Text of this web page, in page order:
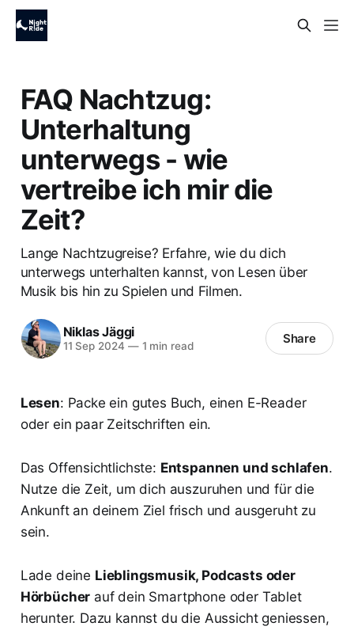
FAQ Nachtzug:
Unterhaltung
unterwegs - wie
vertreibe ich mir die
Zeit?
Lange Nachtzugreise? Erfahre, wie du dich
unterwegs unterhalten kannst, von Lesen über
Musik bis hin zu Spielen und Filmen.
Niklas Jäggi
11 Sep 2024 —1 min read Share
Lesen: Packe ein gutes Buch, einen E-Reader
oder ein paar Zeitschriften ein.
Das Offensichtlichste: Entspannen und schlafen.
Nutze die Zeit, um dich auszuruhen und für die
Ankunft an deinem Ziel frisch und ausgeruht zu
sein.
Lade deine Lieblingsmusik, Podcasts oder
Hörbücher auf dein Smartphone oder Tablet
herunter. Dazu kannst du die Aussicht geniessen,